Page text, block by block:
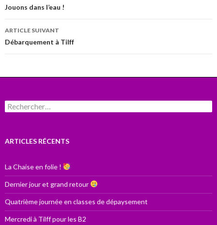
des
articles
Jouons dans l’eau !
ARTICLE SUIVANT
Débarquement à Tilff
Rechercher :
ARTICLES RÉCENTS
La Chaise en folie !
Dernier jour et grand retour
Quatrième journée en classes de dépaysement
Mercredi à Tilff pour les B2